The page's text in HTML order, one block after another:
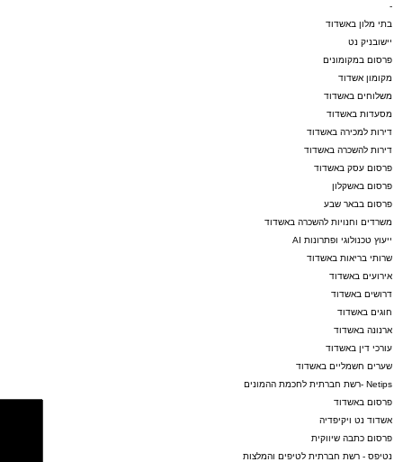
-
בתי מלון באשדוד
יישובניק נט
פרסום במקומונים
מקומון אשדוד
משלוחים באשדוד
מסעדות באשדוד
דירות למכירה באשדוד
דירות להשכרה באשדוד
פרסום עסק באשדוד
פרסום באשקלון
פרסום בבאר שבע
משרדים וחנויות להשכרה באשדוד
ייעוץ טכנולוגי ופתרונות AI
שרותי בריאות באשדוד
אירועים באשדוד
דרושים באשדוד
חוגים באשדוד
ארנונה באשדוד
עורכי דין באשדוד
שערים חשמליים באשדוד
Netips -רשת חברתית לחכמת ההמונים
פרסום באשדוד
אשדוד נט ויקיפדיה
פרסום כתבה שיווקית
נטיפס - רשת חברתית לטיפים והמלצות